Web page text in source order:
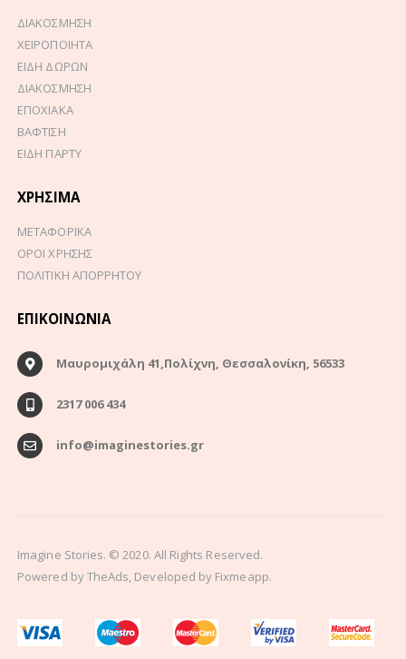
ΔΙΑΚΟΣΜΗΣΗ
ΧΕΙΡΟΠΟΙΗΤΑ
ΕΙΔΗ ΔΩΡΩΝ
ΔΙΑΚΟΣΜΗΣΗ
ΕΠΟΧΙΑΚΑ
ΒΑΦΤΙΣΗ
ΕΙΔΗ ΠΑΡΤΥ
ΧΡΉΣΙΜΑ
ΜΕΤΑΦΟΡΙΚΑ
ΟΡΟΙ ΧΡΗΣΗΣ
ΠΟΛΙΤΙΚΗ ΑΠΟΡΡΗΤΟΥ
ΕΠΙΚΟΙΝΩΝΊΑ
Μαυρομιχάλη 41,Πολίχνη, Θεσσαλονίκη, 56533
2317 006 434
info@imaginestories.gr
Imagine Stories. © 2020. All Rights Reserved.
Powered byTheAds, Developed by Fixmeapp.